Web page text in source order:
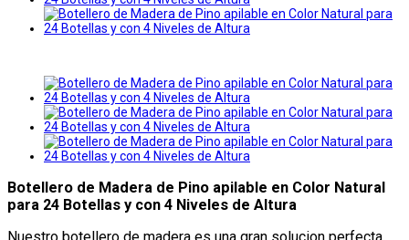
Botellero de Madera de Pino apilable en Color Natural
para 24 Botellas y con 4 Niveles de Altura